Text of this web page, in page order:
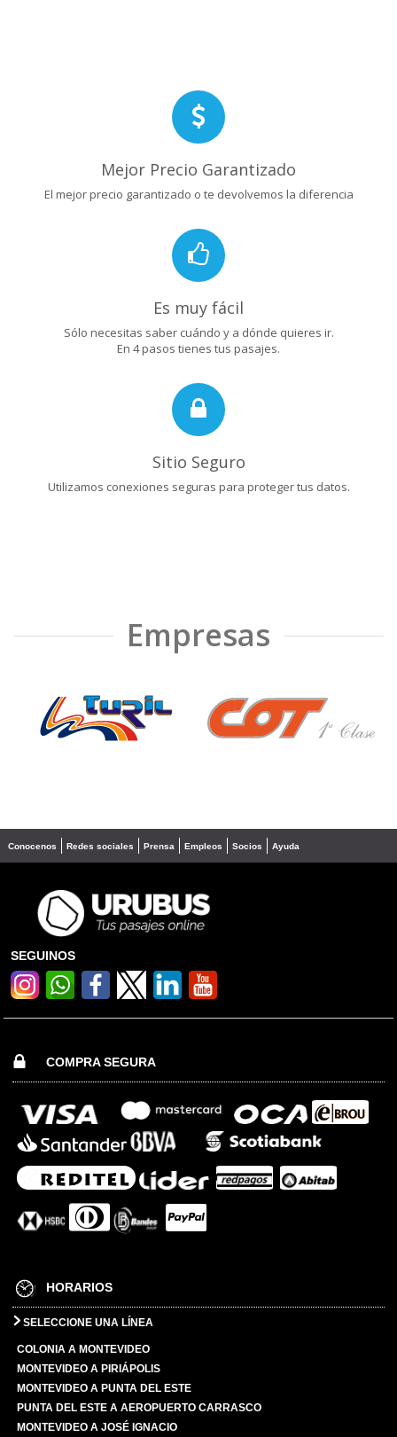
Mejor Precio Garantizado
El mejor precio garantizado o te devolvemos la diferencia
Es muy fácil
Sólo necesitas saber cuándo y a dónde quieres ir.
En 4 pasos tienes tus pasajes.
Sitio Seguro
Utilizamos conexiones seguras para proteger tus datos.
Empresas
❮ ❯
Conocenos Redes sociales Prensa Empleos Socios Ayuda
SEGUINOS
COMPRA SEGURA
HORARIOS
SELECCIONE UNA LÍNEA
COLONIA A MONTEVIDEO
MONTEVIDEO A PIRIÁPOLIS
MONTEVIDEO A PUNTA DEL ESTE
PUNTA DEL ESTE A AEROPUERTO CARRASCO
MONTEVIDEO A JOSÉ IGNACIO